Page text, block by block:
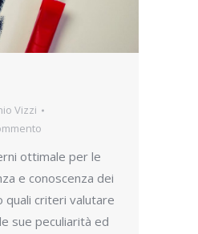
Vizzi
ottimale per le
e conoscenza dei
quali criteri valutare
sue peculiarità ed